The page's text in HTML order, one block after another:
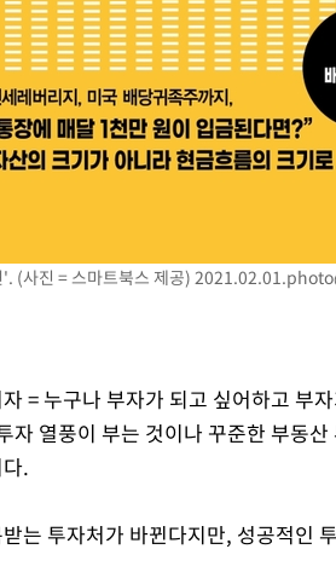
(사진 = 스마트북스 제공)
= 누구나 부자가 되고 싶어하고 부
자 열풍이 부는 것이나 꾸준한 부동
.
는 투자처가 바뀐다지만, 성공적인